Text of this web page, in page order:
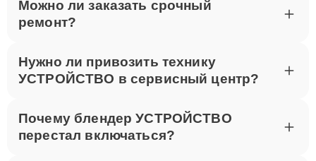
Можно ли заказать срочный
ремонт?
Нужно ли привозить технику
УСТРОЙСТВО в сервисный центр?
Почему блендер УСТРОЙСТВО
перестал включаться?